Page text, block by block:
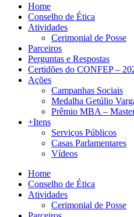
Home
Conselho de Ética
Atividades
Cerimonial de Posse
Parceiros
Perguntas e Respostas
Certidões do CONFEP –
Ações
Campanhas Sociais
Medalha Getúlio
Prêmio MBA –
+Itens
Serviços Públicos
Casas Parlamentares
Vídeos
Home
Conselho de Ética
Atividades
Cerimonial de Posse